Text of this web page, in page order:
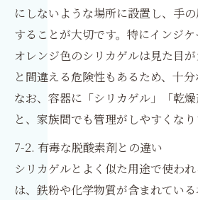
にしないような場所に設置し、手
することが大切です。特にインジ
オレンジ色のシリカゲルは見た目
と間違える危険性もあるため、十分
なお、容器に「シリカゲル」「乾
と、家族間でも管理がしやすくなり
7-2. 有毒な脱酸素剤との違い
シリカゲルとよく似た用途で使わ
は、鉄粉や化学物質が含まれてい